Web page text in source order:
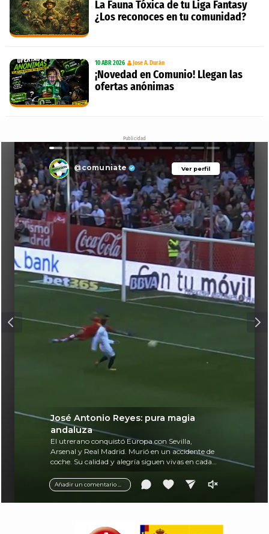
La Fauna Tóxica de tu Liga Fantasy
¿Los reconoces en tu comunidad?
10 ABR 2026 Jose A. Durán
¡Novedad en Comunio! Llegan las
ofertas anónimas
Publicidad
Ver perfil
@comuniate Ver perfil
Añadir un comentario ...
José Antonio Reyes: pura magia
andaluza
El utrerano conquistó Europa con Sevilla,
Arsenal y Real Madrid. Murió en un accidente de
coche. Su calidad y alegría siguen vivas en cada